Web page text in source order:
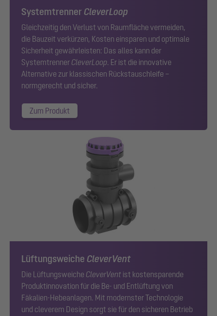
Systemtrenner CleverLoop
Gleichzeitig den Verlust von Raumfläche vermeiden,
die Bauzeit verkürzen, Kosten einsparen und optimale
Sicherheit gewährleisten: Das alles kann der
Systemtrenner CleverLoop. Er ist die innovative
Alternative zur klassischen Rückstauschleife –
normgerecht und sicher.
Zum Produkt
Lüftungsweiche CleverVent
Die Lüftungsweiche CleverVent ist kostensparende
Produktinnovation für die Be- und Entlüftung von
Fäkalien-Hebeanlagen. Mit modernster Technologie
und cleverem Design sorgt sie für den sicheren Betrieb